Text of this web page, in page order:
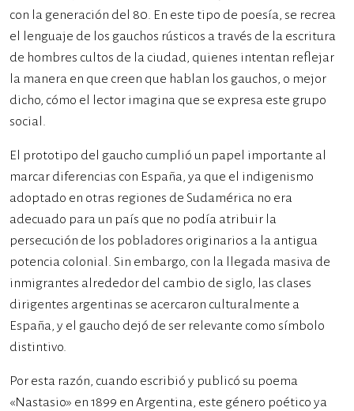
con la generación del 80. En este tipo de poesía, se recrea
el lenguaje de los gauchos rústicos a través de la escritura
de hombres cultos de la ciudad, quienes intentan reflejar
la manera en que creen que hablan los gauchos, o mejor
dicho, cómo el lector imagina que se expresa este grupo
social.
El prototipo del gaucho cumplió un papel importante al
marcar diferencias con España, ya que el indigenismo
adoptado en otras regiones de Sudamérica no era
adecuado para un país que no podía atribuir la
persecución de los pobladores originarios a la antigua
potencia colonial. Sin embargo, con la llegada masiva de
inmigrantes alrededor del cambio de siglo, las clases
dirigentes argentinas se acercaron culturalmente a
España, y el gaucho dejó de ser relevante como símbolo
distintivo.
Por esta razón, cuando escribió y publicó su poema
«Nastasio» en 1899 en Argentina, este género poético ya